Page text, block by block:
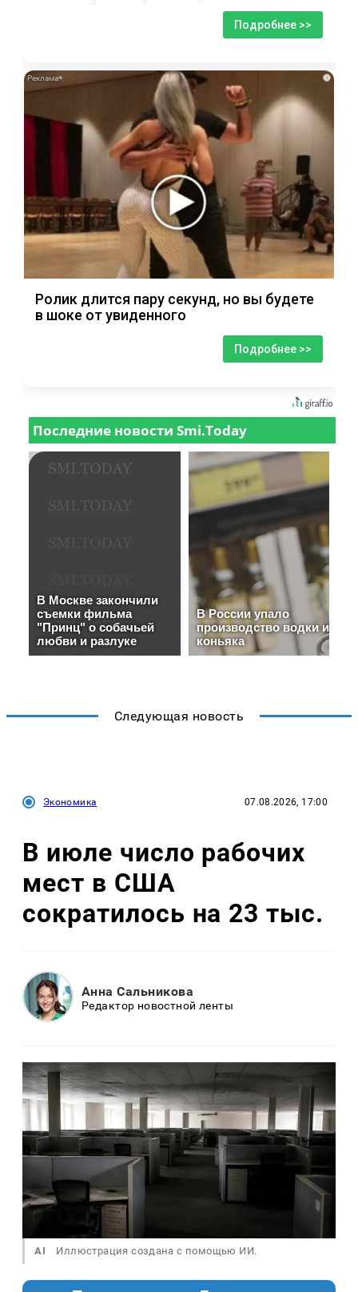
Подробнее >>
i
Ролик длится пару секунд, но вы будете
в шоке от увиденного
Подробнее >>
Следующая новость
Экономика 07.08.2026, 17:00
В июле число рабочих
мест в США
сократилось на 23 тыс.
Анна Сальникова
Редактор новостной ленты
AI Иллюстрация создана с помощью ИИ.